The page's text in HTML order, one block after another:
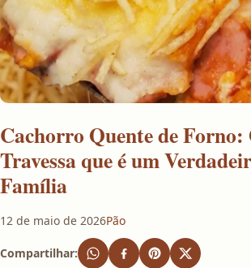
Cachorro Quente de Forno:
Travessa que é um
Família
12 de maio de 2026Pão
Compartilhar: